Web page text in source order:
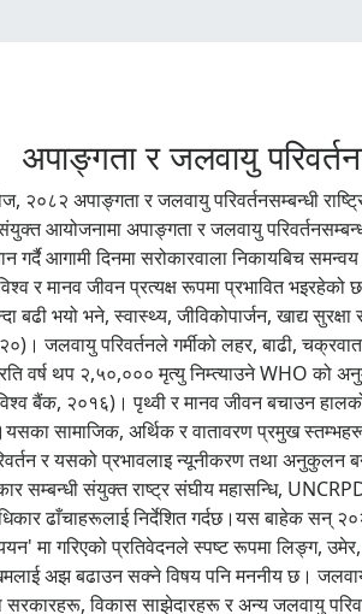
अपाङ्गता र जलवायु
२०८२ अपाङ्गता र जलवायु परिवर्तनसम्बन्धी
आयोजनामा अपाङ्गता र जलवायु
गर्दै आगामी दिनमा सरोकारवाला निकायबिच
विश्व र मानव जीवन प्रत्यक्ष रूपमा प्रभावित
बढी भयो भने, स्वास्थ्य, जीविकोपार्जन, खाद्य
जलवायु परिवर्तनले गर्मीको लहर, बाढी,
वर्ष थप २,५०,००० मृत्यु निम्त्याउने WHO को
बैंक, २०१६)। पृथ्वी र मानव जीवन बचाउन
सामाजिक, अर्थिक र वातावरण प्रमुख
र यसको प्रभावलाइ न्यूनीकरण तथा अनुकुलन
सम्बन्धी संयुक्त राष्ट्र संघीय महासन्धि,
ढाँचाहरूलाई निर्देशित गर्दछ।यस बाहेक सन्
मा गरिएको प्रतिवेदनले स्पष्ट रूपमा लिङ्ग,
अझ बढाउन सक्ने विषय पनि मननीय छ।
सरकारहरू, विकास साझेदारहरू र अन्य जलवायु